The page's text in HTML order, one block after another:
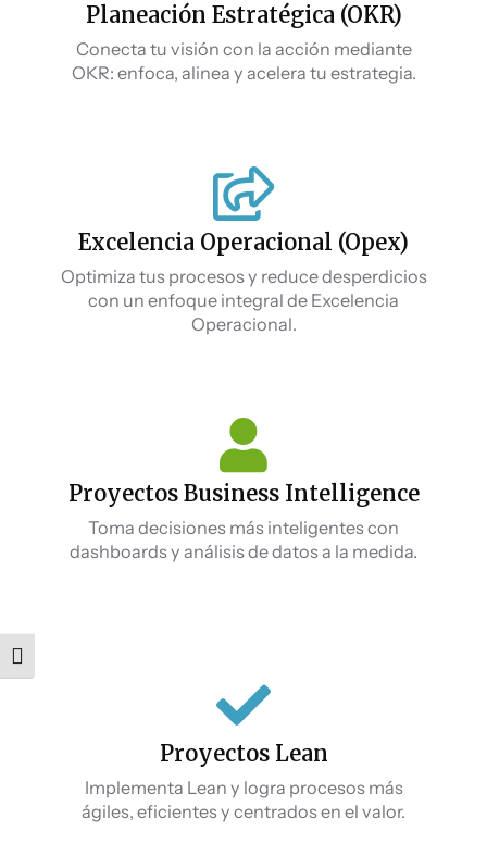
Alternar tamaño de letra
Planeación Estratégica (OKR)
Conecta tu visión con la acción mediante
OKR: enfoca, alinea y acelera tu estrategia.
Excelencia Operacional (Opex)
Optimiza tus procesos y reduce desperdicios
con un enfoque integral de Excelencia
Operacional.
Proyectos Business Intelligence
Toma decisiones más inteligentes con
dashboards y análisis de datos a la medida.
Proyectos Lean
Implementa Lean y logra procesos más
ágiles, eficientes y centrados en el valor.